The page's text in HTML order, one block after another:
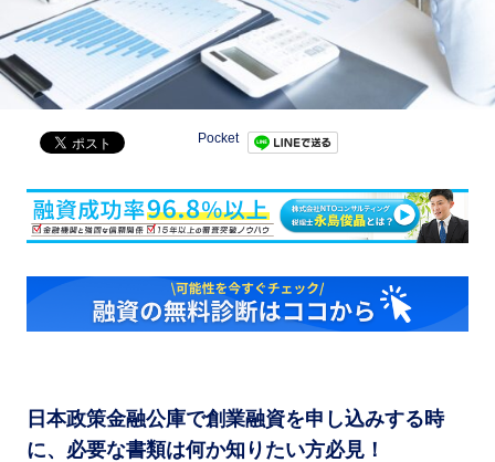
Pocket
日本政策金融公庫で創業融資を申し込みする時
に、必要な書類は何か知りたい方必見！